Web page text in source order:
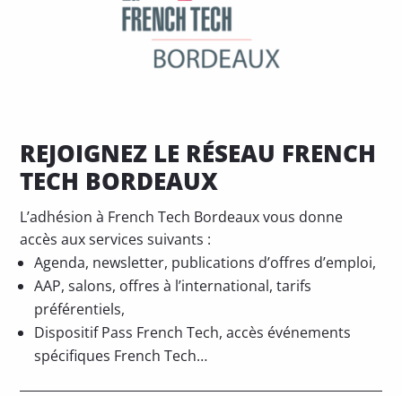
REJOIGNEZ LE RÉSEAU FRENCH
TECH BORDEAUX
L’adhésion à French Tech Bordeaux vous donne
accès aux services suivants :
Agenda, newsletter, publications d’offres d’emploi,
AAP, salons, offres à l’international, tarifs
préférentiels,
Dispositif Pass French Tech, accès événements
spécifiques French Tech…